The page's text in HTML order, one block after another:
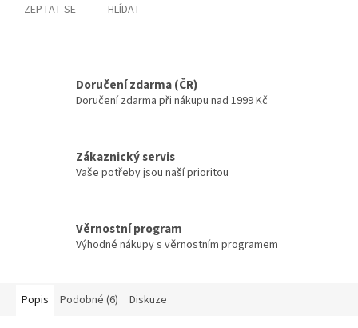
ZEPTAT SE HLÍDAT
Doručení zdarma (ČR)
Doručení zdarma při nákupu nad 1999 Kč
Zákaznický servis
Vaše potřeby jsou naší prioritou
Věrnostní program
Výhodné nákupy s věrnostním programem
Popis Podobné (6) Diskuze